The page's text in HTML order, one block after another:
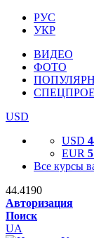
РУС
УКР
ВИДЕО
ФОТО
USD
USD
EUR
Все курсы
44.4190
Авторизация
Поиск
UA